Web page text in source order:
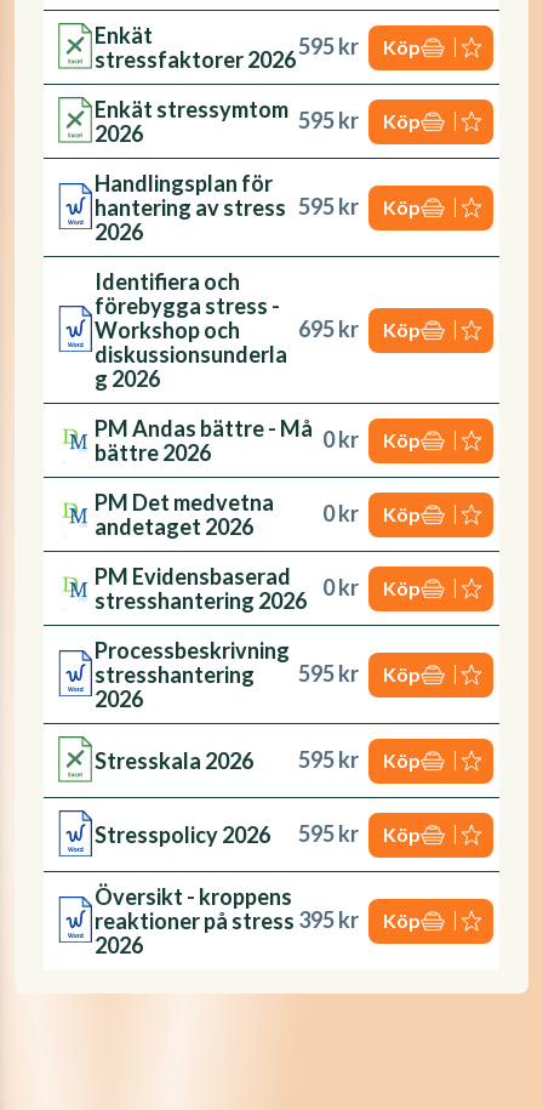
Enkät
stressfaktorer 2026595 kr Köp
Enkät stressymtom
2026
595 kr Köp
Handlingsplan för
hantering av stress
2026
595 kr Köp
Identifiera och
förebygga stress -
Workshop och
diskussionsunderla
g 2026
695 kr Köp
PM Andas bättre - Må
bättre 2026
0 kr Köp
PM Det medvetna
andetaget 2026
0 kr Köp
PM Evidensbaserad
stresshantering 2026
0 kr Köp
Processbeskrivning
stresshantering
2026
595 kr Köp
Stresskala 2026 595 kr Köp
Stresspolicy 2026 595 kr Köp
Översikt - kroppens
reaktioner på stress
2026
395 kr Köp